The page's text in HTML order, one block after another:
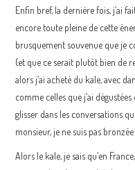
Enfin bref, la dernière fois, j’ai
encore toute pleine de cette
brusquement souvenue que je
(et que ce serait plutôt bien de
alors j’ai acheté du kale, avec
comme celles que j’ai
glisser dans les conversations
monsieur, je ne suis pas
Alors le kale, je sais qu’en